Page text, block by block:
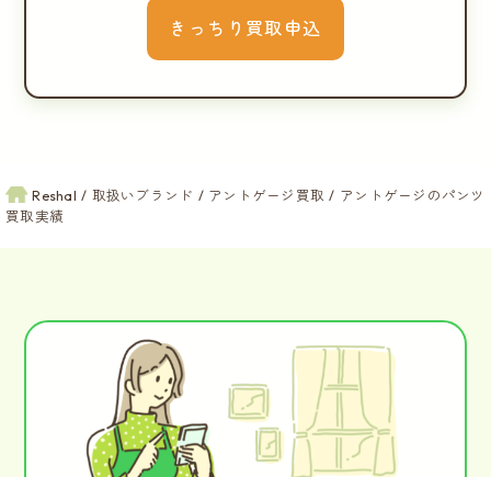
きっちり買取申込
Reshal 取扱いブランド アントゲージ買取
アントゲージのパンツ
買取実績